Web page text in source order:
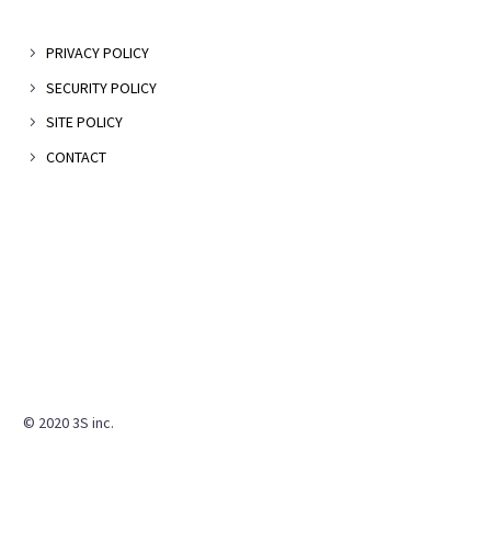
PRIVACY POLICY
SECURITY POLICY
SITE POLICY
CONTACT
© 2020 3S inc.